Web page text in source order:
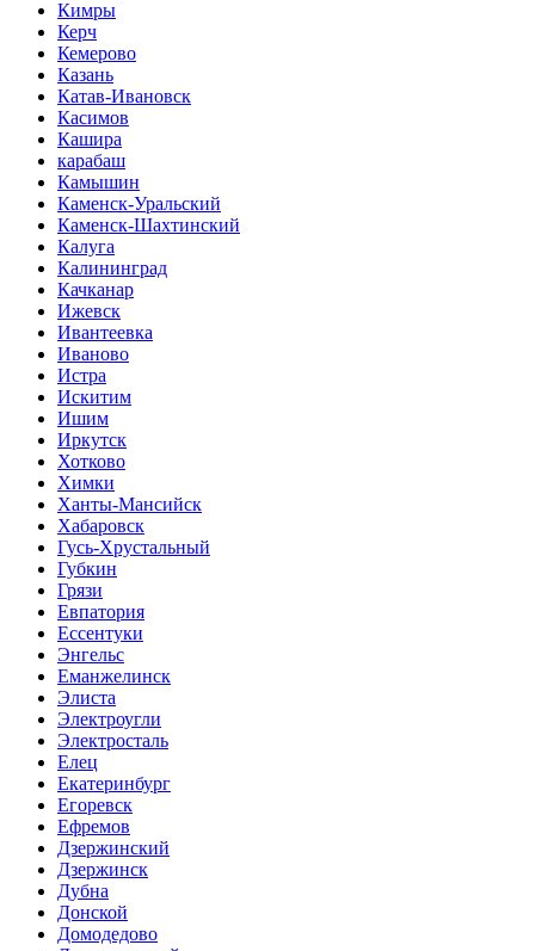
Кимры
Керч
Кемерово
Казань
Катав-Ивановск
Касимов
Кашира
карабаш
Камышин
Каменск-Уральский
Каменск-Шахтинский
Калуга
Калининград
Качканар
Ижевск
Ивантеевка
Иваново
Истра
Искитим
Ишим
Иркутск
Хотково
Химки
Ханты-Мансийск
Хабаровск
Гусь-Хрустальный
Губкин
Грязи
Евпатория
Ессентуки
Энгельс
Еманжелинск
Элиста
Электроугли
Электросталь
Елец
Екатеринбург
Егоревск
Ефремов
Дзержинский
Дзержинск
Дубна
Донской
Домодедово